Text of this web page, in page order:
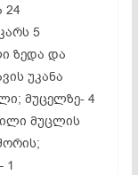
24
5
ზედა და
უკანა
მუცელზე- 4
მუცლის
1